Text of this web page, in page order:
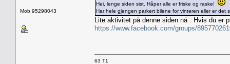
Mob 95298043
Hei, lenge siden sist. Håper alle er friske og raske!
Har hele gjengen parkert bilene for vinteren eller er det
Lite aktivitet på denne siden nå . Hvis du er
https://www.facebook.com/groups/
63 T1